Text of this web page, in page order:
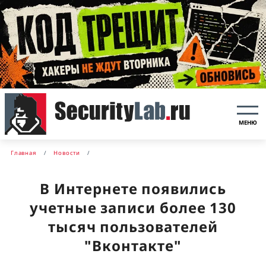
МЕНЮ
Главная Новости
В Интернете появились
учетные записи более 130
тысяч пользователей
"Вконтакте"